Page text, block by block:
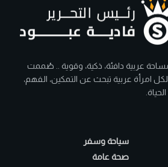
عربية دافئة، ذكية، وقوية .. صُممت
امرأة عربية تبحث عن التمكين، الفهم،
سياحة وسفر
صحة عامة